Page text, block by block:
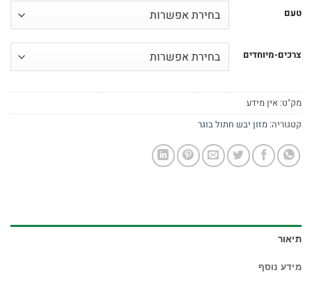
טעם
צרכים-מיוחדים
מק"ט: אין מידע
קטגוריה: מזון יבש חתול בוגר
תיאור
מידע נוסף